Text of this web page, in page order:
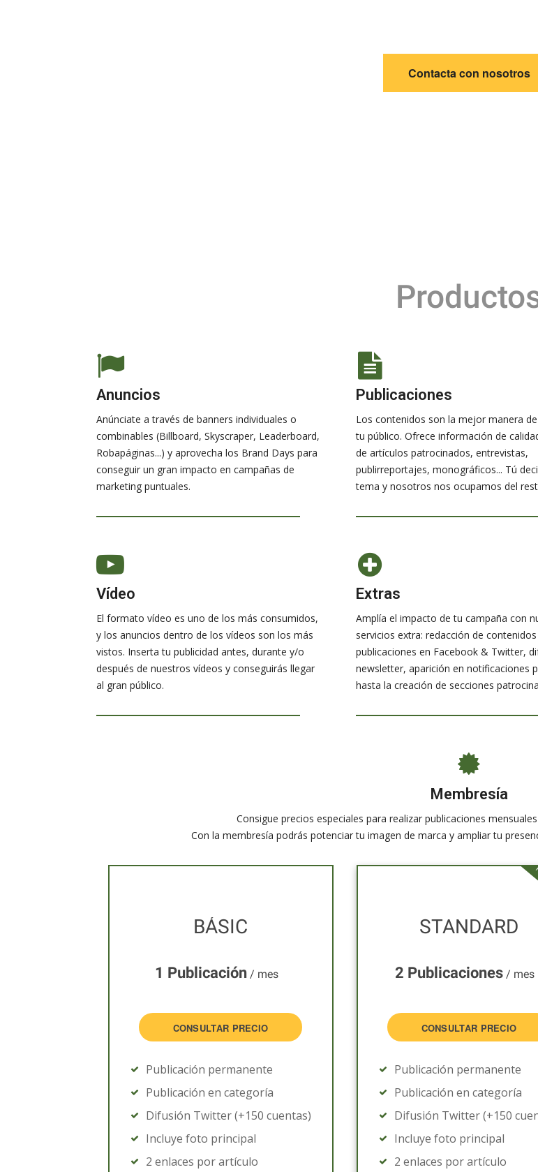
Contacta con nosotros
Anuncios
Anúnciate a través de banners individuales o
combinables (Billboard, Skyscraper, Leaderboard,
Robapáginas...) y aprovecha los Brand Days para
conseguir un gran impacto en campañas de
marketing puntuales.
Publicaciones
Los contenidos son la mejor manera
tu público. Ofrece información de
de artículos patrocinados, entrevistas,
publirreportajes, monográficos... Tú
tema y nosotros nos ocupamos del
Vídeo
El formato vídeo es uno de los más consumidos,
y los anuncios dentro de los vídeos son los más
vistos. Inserta tu publicidad antes, durante y/o
después de nuestros vídeos y conseguirás llegar
al gran público.
Extras
Amplía el impacto de tu campaña con
servicios extra: redacción de contenidos
publicaciones en Facebook & Twitter,
newsletter, aparición en notificaciones
hasta la creación de secciones
Membresía
Consigue precios especiales para realizar publicaciones
Con la membresía podrás potenciar tu imagen de marca y ampliar tu
BÁSIC
1 Publicación/ mes
CONSULTAR PRECIO
Publicación permanente
Publicación en categoría
Difusión Twitter (+150 cuentas)
Incluye foto principal
2 enlaces por artículo
STANDARD
2 Publicaciones / mes
CONSULTAR PRECIO
Publicación permanente
Publicación en categoría
Difusión Twitter (+150
Incluye foto principal
2 enlaces por artículo